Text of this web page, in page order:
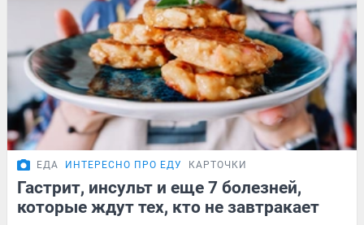
ЕДА ИНТЕРЕСНО ПРО ЕДУ КАРТОЧКИ
Гастрит, инсульт и еще 7 болезней,
которые ждут тех, кто не завтракает